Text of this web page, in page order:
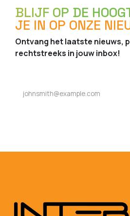
BLIJF OP DE
JE IN OP ONZE
Ontvang het laatste nieuws,
rechtstreeks in jouw inbox!